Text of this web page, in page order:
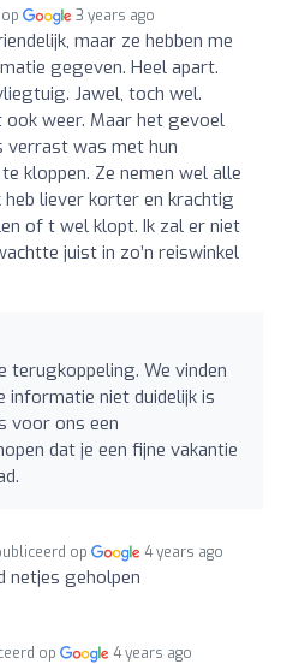
3 years ago
maar ze hebben me
gegeven. Heel apart.
Jawel, toch wel.
weer. Maar het gevoel
verrast was met hun
kloppen. Ze nemen wel alle
liever korter en krachtig
of t wel klopt. Ik zal er niet
juist in zo’n reiswinkel
terugkoppeling. We vinden
informatie niet duidelijk is
voor ons een
dat je een fijne vakantie
op 4 years ago
netjes geholpen
op 4 years ago